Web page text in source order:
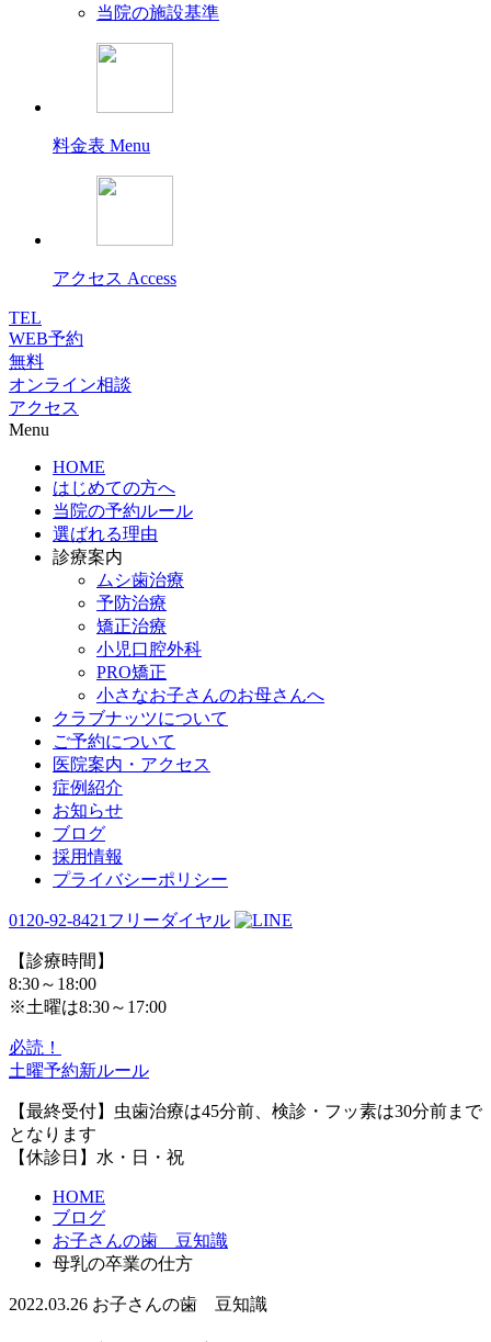
当院の施設基準
料金表 Menu
アクセス Access
TEL
WEB予約
無料
オンライン相談
アクセス
Menu
HOME
はじめての方へ
当院の予約ルール
選ばれる理由
診療案内
ムシ歯治療
予防治療
矯正治療
小児口腔外科
PRO矯正
小さなお子さんのお母さんへ
クラブナッツについて
ご予約について
医院案内・アクセス
症例紹介
お知らせ
ブログ
採用情報
プライバシーポリシー
0120-92-8421 フリーダイヤル
【診療時間】
8:30～18:00
※土曜は8:30～17:00
必読！
土曜予約新ルール
【最終受付】虫歯治療は45分前、検診・フッ素は30分前まで
となります
【休診日】水・日・祝
HOME
ブログ
お子さんの歯 豆知識
母乳の卒業の仕方
2022.03.26 お子さんの歯 豆知識